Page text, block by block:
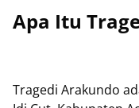
Apa Itu
Tragedi Arakundo